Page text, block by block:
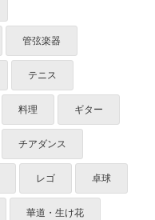
管弦楽器
テニス
料理 ギター
チアダンス
レゴ 卓球
華道・生け花